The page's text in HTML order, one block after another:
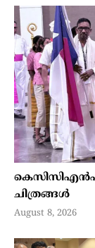
ചിത്രങ്ങള്‍
August 8, 2026